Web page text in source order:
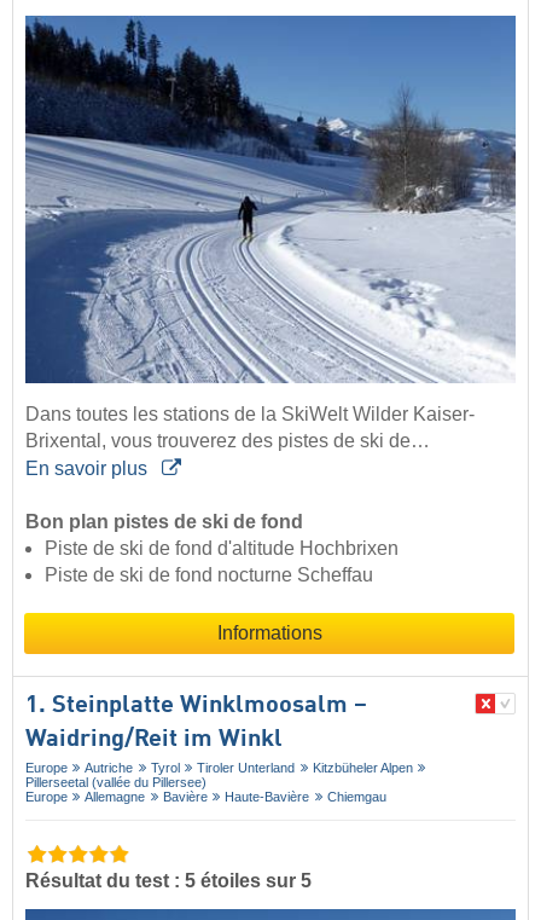
Dans toutes les stations de la SkiWelt Wilder Kaiser-
Brixental, vous trouverez des pistes de ski de…
En savoir plus
Bon plan pistes de ski de fond
Piste de ski de fond d'altitude Hochbrixen
Piste de ski de fond nocturne Scheffau
Informations
1. Steinplatte Winklmoosalm –
Waidring/​Reit im Winkl
Europe Autriche Tyrol Tiroler Unterland
Kitzbüheler Alpen
Pillerseetal (vallée du Pillersee)
Europe
Allemagne Bavière Haute-Bavière Chiemgau
Résultat du test : 5 étoiles sur 5